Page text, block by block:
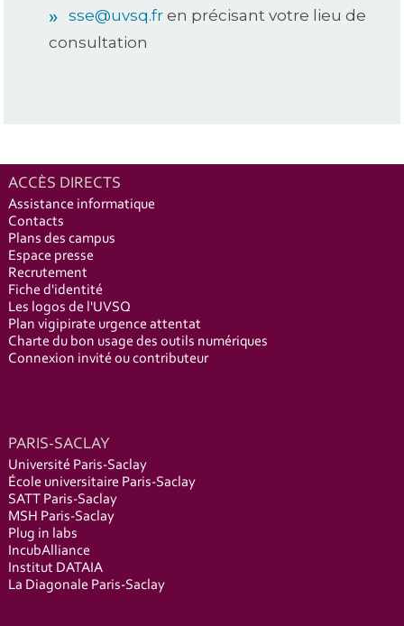
sse@uvsq.fren précisant votre lieu de
consultation
ACCÈS DIRECTS
Assistance informatique
Contacts
Plans des campus
Espace presse
Recrutement
Fiche d'identité
Les logos de l'UVSQ
Plan vigipirate urgence attentat
Charte du bon usage des outils numériques
Connexion invité ou contributeur
PARIS-SACLAY
Université Paris-Saclay
École universitaire Paris-Saclay
SATT Paris-Saclay
MSH Paris-Saclay
Plug in labs
IncubAlliance
Institut DATAIA
La Diagonale Paris-Saclay